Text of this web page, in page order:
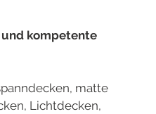
kompetente
matte
Lichtdecken,